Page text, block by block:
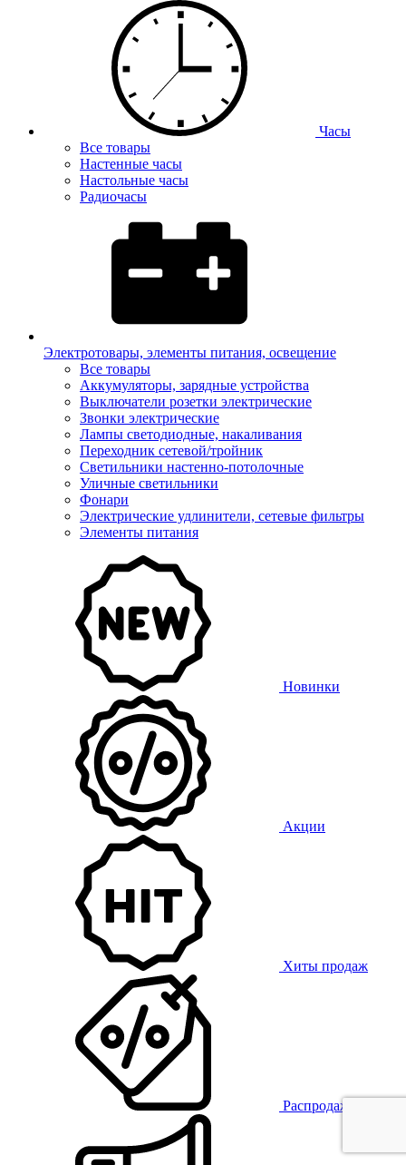
Часы
Все товары
Настенные часы
Настольные часы
Радиочасы
Электротовары, элементы питания, освещение
Все товары
Аккумуляторы, зарядные устройства
Выключатели розетки электрические
Звонки электрические
Лампы светодиодные, накаливания
Переходник сетевой/тройник
Светильники настенно-потолочные
Уличные светильники
Фонари
Электрические удлинители, сетевые фильтры
Элементы питания
Новинки
Акции
Хиты продаж
Распродажа